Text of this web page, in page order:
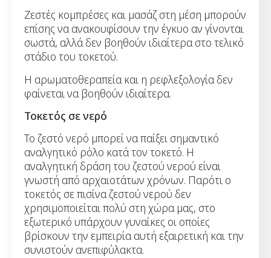
Ζεστές κομπρέσες και μασάζ στη μέση μπορούν
επίσης να ανακουφίσουν την έγκυο αν γίνονται
σωστά, αλλά δεν βοηθούν ιδιαίτερα στο τελικό
στάδιο του τοκετού.
Η αρωματοθεραπεία και η ρεφλεξολογία δεν
φαίνεται να βοηθούν ιδιαίτερα.
Τοκετός σε νερό
Το ζεστό νερό μπορεί να παίξει σημαντικό
αναλγητικό ρόλο κατά τον τοκετό. Η
αναλγητική δράση του ζεστού νερού είναι
γνωστή από αρχαιοτάτων χρόνων. Παρότι ο
τοκετός σε πισίνα ζεστού νερού δεν
χρησιμοποιείται πολύ στη χώρα μας, στο
εξωτερικό υπάρχουν γυναίκες οι οποίες
βρίσκουν την εμπειρία αυτή εξαιρετική και την
συνιστούν ανεπιφύλακτα.